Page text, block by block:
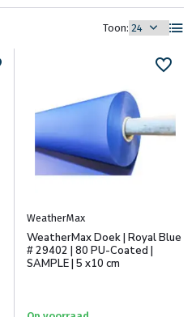
Toon:
WeatherMax
WeatherMax Doek | Royal Blue
# 29402 | 80 PU-Coated |
SAMPLE | 5 x10 cm